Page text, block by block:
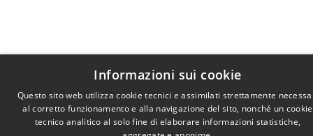
Informazioni sui cookie
Questo sito web utilizza cookie tecnici e assimilati strettamente
al corretto funzionamento e alla navigazione del sito, nonché un cookie
tecnico analitico al solo fine di elaborare informazioni statistiche,